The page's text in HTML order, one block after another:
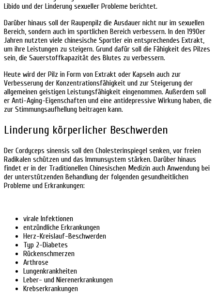
Libido und der Linderung sexueller Probleme berichtet.
Darüber hinaus soll der Raupenpilz die Ausdauer nicht nur im sexuellen
Bereich, sondern auch im sportlichen Bereich verbessern. In den 1990er
Jahren nutzten viele chinesische Sportler ein entsprechendes Extrakt,
um ihre Leistungen zu steigern. Grund dafür soll die Fähigkeit des Pilzes
sein, die Sauerstoffkapazität des Blutes zu verbessern.
Heute wird der Pilz in Form von Extrakt oder Kapseln auch zur
Verbesserung der Konzentrationsfähigkeit und zur Steigerung der
allgemeinen geistigen Leistungsfähigkeit eingenommen. Außerdem soll
er Anti-Aging-Eigenschaften und eine antidepressive Wirkung haben, die
zur Stimmungsaufhellung beitragen kann.
Linderung körperlicher Beschwerden
Der Cordyceps sinensis soll den Cholesterinspiegel senken, vor freien
Radikalen schützen und das Immunsystem stärken. Darüber hinaus
findet er in der Traditionellen Chinesischen Medizin auch Anwendung bei
der unterstützenden Behandlung der folgenden gesundheitlichen
Probleme und Erkrankungen:
virale Infektionen
entzündliche Erkrankungen
Herz-Kreislauf-Beschwerden
Typ 2-Diabetes
Rückenschmerzen
Arthrose
Lungenkrankheiten
Leber- und Nierenerkrankungen
Krebserkrankungen